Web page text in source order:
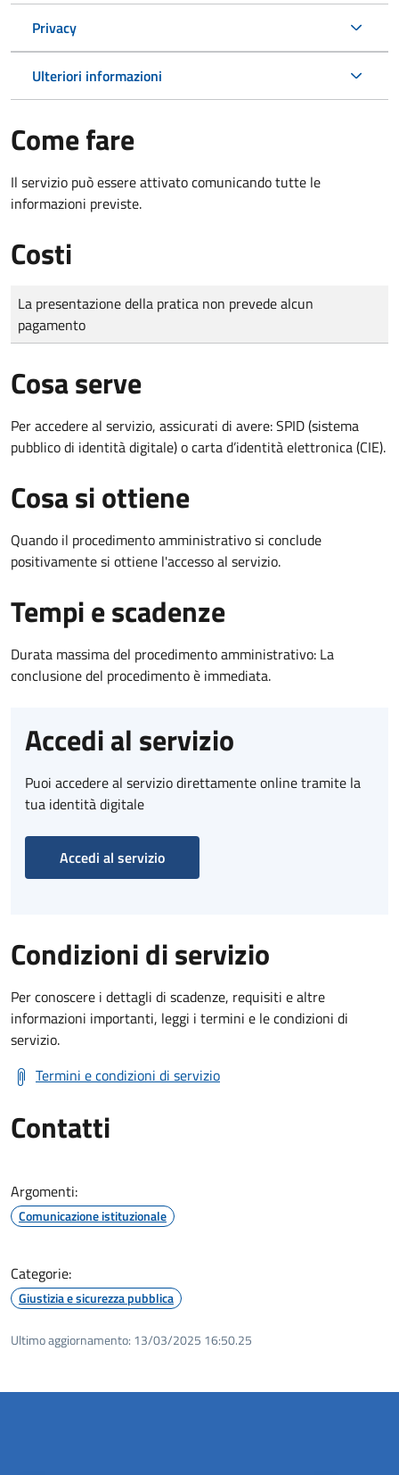
Privacy
Ulteriori informazioni
Come fare
Il servizio può essere attivato comunicando tutte le
informazioni previste.
Costi
Tipo di pagamento
Importo
La presentazione della pratica non prevede alcun
pagamento
Cosa serve
Per accedere al servizio, assicurati di avere: SPID (sistema
pubblico di identità digitale) o carta d’identità elettronica (CIE).
Cosa si ottiene
Quando il procedimento amministrativo si conclude
positivamente si ottiene l'accesso al servizio.
Tempi e scadenze
Durata massima del procedimento amministrativo: La
conclusione del procedimento è immediata.
Accedi al servizio
Puoi accedere al servizio direttamente online tramite la
tua identità digitale
Accedi al servizio
Condizioni di servizio
Per conoscere i dettagli di scadenze, requisiti e altre
informazioni importanti, leggi i termini e le condizioni di
servizio.
Termini e condizioni di servizio
Contatti
Argomenti:
Comunicazione istituzionale
Categorie:
Giustizia e sicurezza pubblica
Ultimo aggiornamento: 13/03/2025 16:50.25